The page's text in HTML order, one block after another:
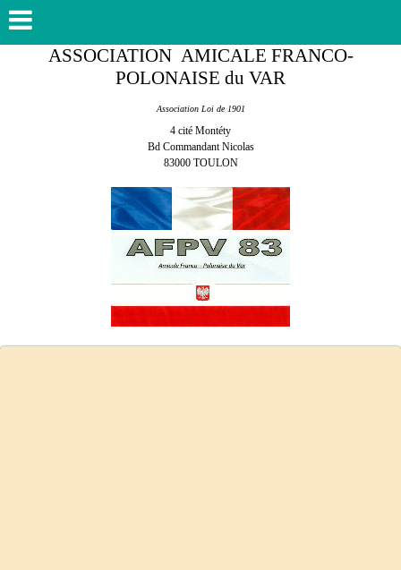
ASSOCIATION AMICALE FRANCO-
POLONAISE du VAR
Association Loi de 1901
4 cité Montéty
Bd Commandant Nicolas
83000 TOULON